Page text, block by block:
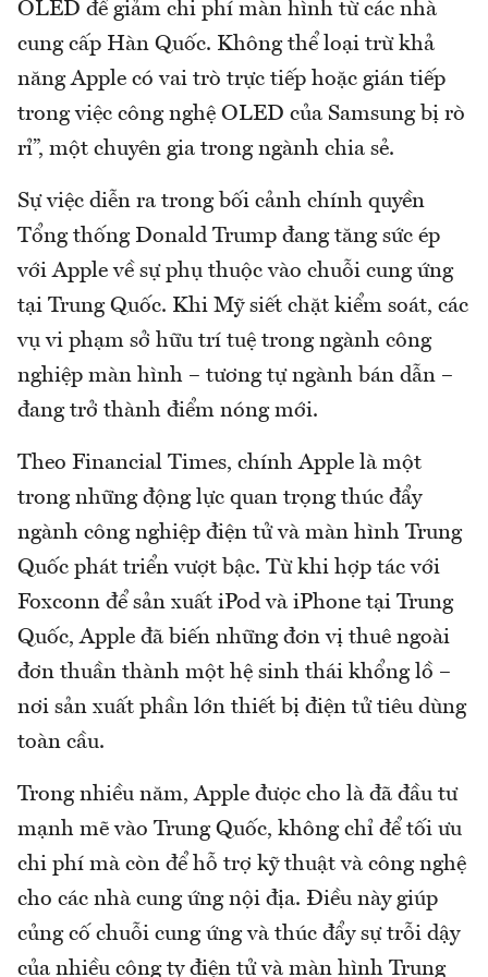
OLED để giảm chi phí màn hình từ các nhà
cung cấp Hàn Quốc. Không thể loại trừ khả
năng Apple có vai trò trực tiếp hoặc gián tiếp
trong việc công nghệ OLED của Samsung bị rò
rỉ”, một chuyên gia trong ngành chia sẻ.
Sự việc diễn ra trong bối cảnh chính quyền
Tổng thống Donald Trump đang tăng sức ép
với Apple về sự phụ thuộc vào chuỗi cung ứng
tại Trung Quốc. Khi Mỹ siết chặt kiểm soát, các
vụ vi phạm sở hữu trí tuệ trong ngành công
nghiệp màn hình – tương tự ngành bán dẫn –
đang trở thành điểm nóng mới.
Theo Financial Times, chính Apple là một
trong những động lực quan trọng thúc đẩy
ngành công nghiệp điện tử và màn hình Trung
Quốc phát triển vượt bậc. Từ khi hợp tác với
Foxconn để sản xuất iPod và iPhone tại Trung
Quốc, Apple đã biến những đơn vị thuê ngoài
đơn thuần thành một hệ sinh thái khổng lồ –
nơi sản xuất phần lớn thiết bị điện tử tiêu dùng
toàn cầu.
Trong nhiều năm, Apple được cho là đã đầu tư
mạnh mẽ vào Trung Quốc, không chỉ để tối ưu
chi phí mà còn để hỗ trợ kỹ thuật và công nghệ
cho các nhà cung ứng nội địa. Điều này giúp
củng cố chuỗi cung ứng và thúc đẩy sự trỗi dậy
của nhiều công ty điện tử và màn hình Trung